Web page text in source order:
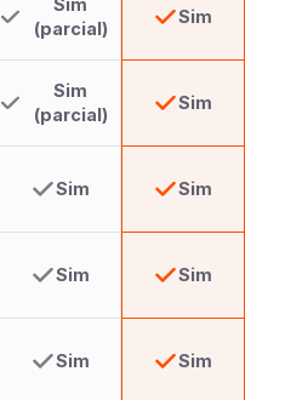
Sim
(parcial)
Sim
Sim
(parcial)
Sim
Sim Sim
Sim Sim
Sim Sim